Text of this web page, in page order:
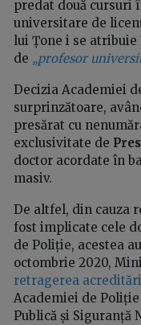
predat două cursuri
universitare de
lui Țone i se
de „profesor
Decizia Academiei
surprinzătoare,
presărat cu
exclusivitate de
doctor acordate în
masiv.
De altfel, din cauza
fost implicate cele
de Poliție, acestea
octombrie 2020,
retragerea
Academiei de
Publică și Siguranță